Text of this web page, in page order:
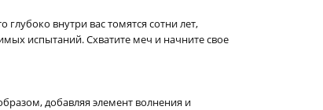
внутри вас томятся сотни лет,
испытаний. Схватите меч и начните свое
добавляя элемент волнения и